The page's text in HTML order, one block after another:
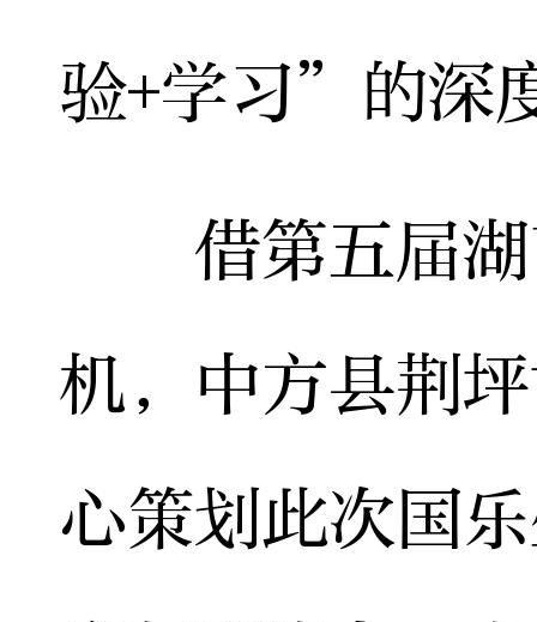
验+学习”的深
借第五届湖
机，中方县荆
心策划此次国